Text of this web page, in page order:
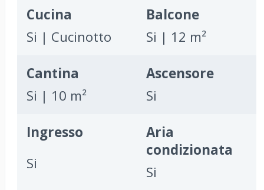
Cucina
Si | Cucinotto
Balcone
Si | 12 m²
Cantina
Si | 10 m²
Ascensore
Si
Ingresso
Si
Aria
condizionata
Si